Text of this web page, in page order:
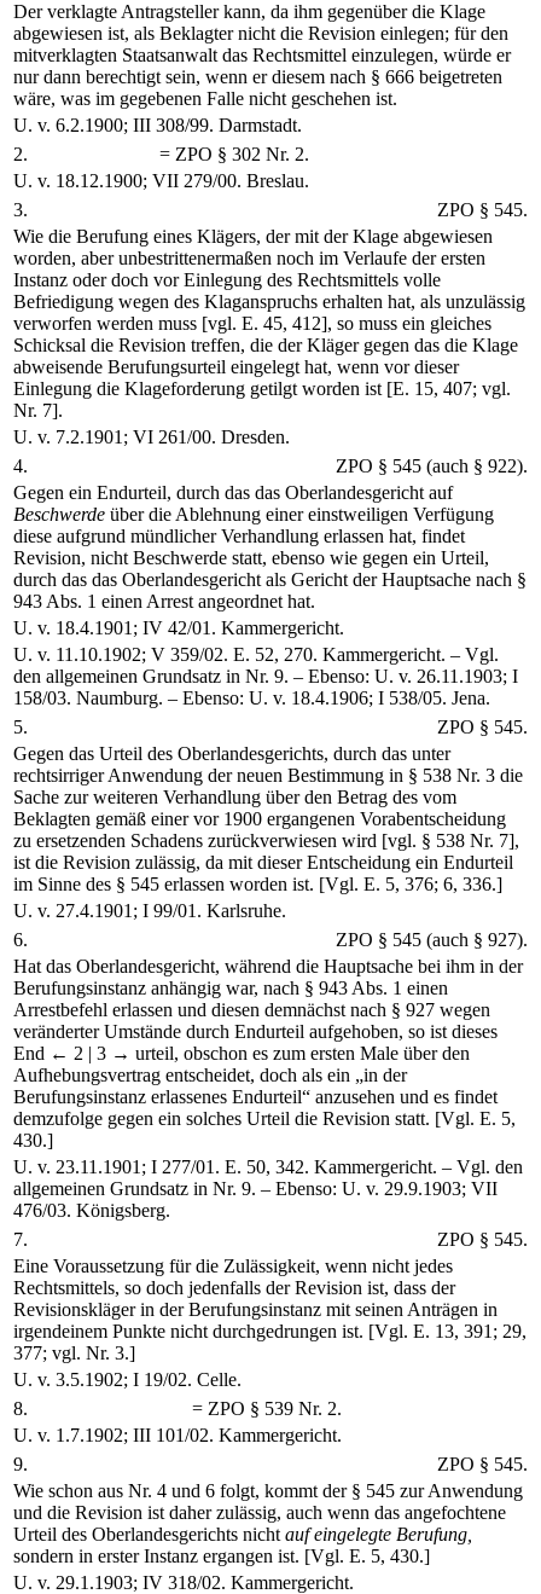
Der verklagte Antragsteller kann, da ihm gegenüber die Klage
abgewiesen ist, als Beklagter nicht die Revision einlegen; für den
mitverklagten Staatsanwalt das Rechtsmittel einzulegen, würde er
nur dann berechtigt sein, wenn er diesem nach § 666 beigetreten
wäre, was im gegebenen Falle nicht geschehen ist.
U. v. 6.2.1900; III 308/99. Darmstadt.
2.
= ZPO § 302 Nr. 2.
U. v. 18.12.1900; VII 279/00. Breslau.
3.
ZPO § 545.
Wie die Berufung eines Klägers, der mit der Klage abgewiesen
worden, aber unbestrittenermaßen noch im Verlaufe der ersten
Instanz oder doch vor Einlegung des Rechtsmittels volle
Befriedigung wegen des Klaganspruchs erhalten hat, als unzulässig
verworfen werden muss [vgl. E. 45, 412], so muss ein gleiches
Schicksal die Revision treffen, die der Kläger gegen das die Klage
abweisende Berufungsurteil eingelegt hat, wenn vor dieser
Einlegung die Klageforderung getilgt worden ist [E. 15, 407; vgl.
Nr. 7].
U. v. 7.2.1901; VI 261/00. Dresden.
4.
ZPO § 545 (auch § 922).
Gegen ein Endurteil, durch das das Oberlandesgericht auf
Beschwerde über die Ablehnung einer einstweiligen Verfügung
diese aufgrund mündlicher Verhandlung erlassen hat, findet
Revision, nicht Beschwerde statt, ebenso wie gegen ein Urteil,
durch das das Oberlandesgericht als Gericht der Hauptsache nach §
943 Abs. 1 einen Arrest angeordnet hat.
U. v. 18.4.1901; IV 42/01. Kammergericht.
U. v. 11.10.1902; V 359/02. E. 52, 270. Kammergericht. – Vgl.
den allgemeinen Grundsatz in Nr. 9. – Ebenso: U. v. 26.11.1903; I
158/03. Naumburg. – Ebenso: U. v. 18.4.1906; I 538/05. Jena.
5.
ZPO § 545.
Gegen das Urteil des Oberlandesgerichts, durch das unter
rechtsirriger Anwendung der neuen Bestimmung in § 538 Nr. 3 die
Sache zur weiteren Verhandlung über den Betrag des vom
Beklagten gemäß einer vor 1900 ergangenen Vorabentscheidung
zu ersetzenden Schadens zurückverwiesen wird [vgl. § 538 Nr. 7],
ist die Revision zulässig, da mit dieser Entscheidung ein Endurteil
im Sinne des § 545 erlassen worden ist. [Vgl. E. 5, 376; 6, 336.]
U. v. 27.4.1901; I 99/01. Karlsruhe.
6.
ZPO § 545 (auch § 927).
Hat das Oberlandesgericht, während die Hauptsache bei ihm in der
Berufungsinstanz anhängig war, nach § 943 Abs. 1 einen
Arrestbefehl erlassen und diesen demnächst nach § 927 wegen
veränderter Umstände durch Endurteil aufgehoben, so ist dieses
End ← 2 | 3 → urteil, obschon es zum ersten Male über den
Aufhebungsvertrag entscheidet, doch als ein „in der
Berufungsinstanz erlassenes Endurteil“ anzusehen und es findet
demzufolge gegen ein solches Urteil die Revision statt. [Vgl. E. 5,
430.]
U. v. 23.11.1901; I 277/01. E. 50, 342. Kammergericht. – Vgl. den
allgemeinen Grundsatz in Nr. 9. – Ebenso: U. v. 29.9.1903; VII
476/03. Königsberg.
7.
ZPO § 545.
Eine Voraussetzung für die Zulässigkeit, wenn nicht jedes
Rechtsmittels, so doch jedenfalls der Revision ist, dass der
Revisionskläger in der Berufungsinstanz mit seinen Anträgen in
irgendeinem Punkte nicht durchgedrungen ist. [Vgl. E. 13, 391; 29,
377; vgl. Nr. 3.]
U. v. 3.5.1902; I 19/02. Celle.
8.
= ZPO § 539 Nr. 2.
U. v. 1.7.1902; III 101/02. Kammergericht.
9.
ZPO § 545.
Wie schon aus Nr. 4 und 6 folgt, kommt der § 545 zur Anwendung
und die Revision ist daher zulässig, auch wenn das angefochtene
Urteil des Oberlandesgerichts nicht auf eingelegte Berufung,
sondern in erster Instanz ergangen ist. [Vgl. E. 5, 430.]
U. v. 29.1.1903; IV 318/02. Kammergericht.